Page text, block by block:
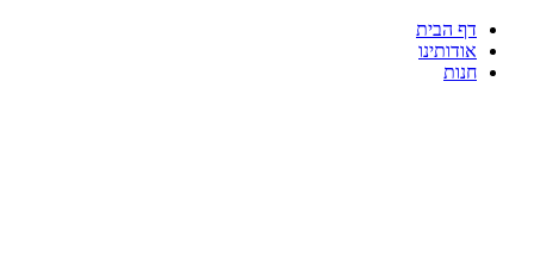
דף הבית
אודותינו
חנות